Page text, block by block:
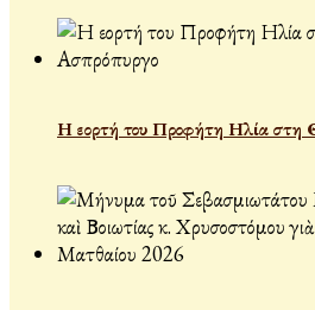
Η εορτή του Προφήτη Ηλία στη